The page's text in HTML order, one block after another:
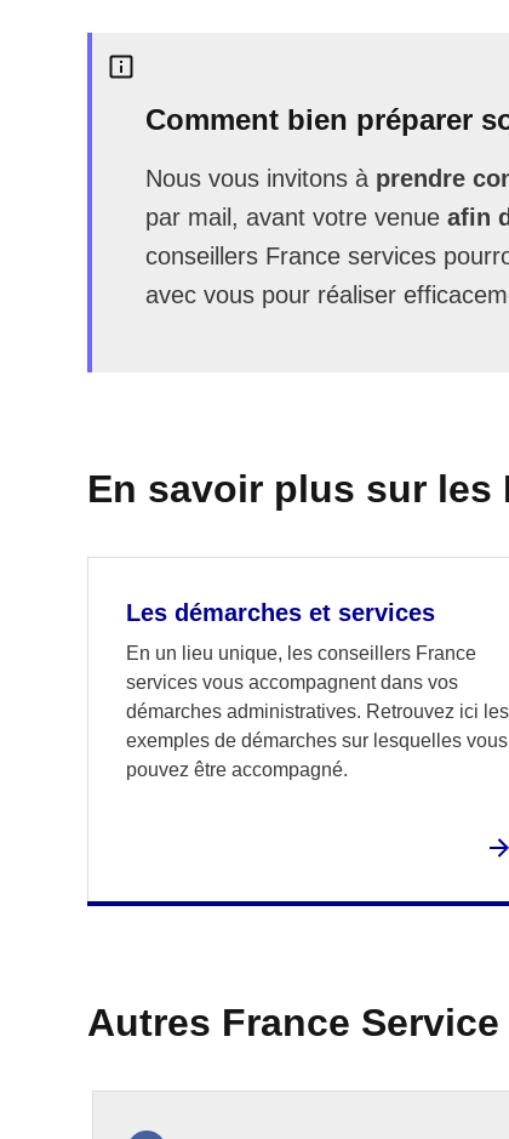
Comment bien préparer
Nous vous invitons à prendre
par mail, avant votre venue afin
conseillers France services
avec vous pour réaliser
En savoir plus sur les
Les démarches et services
En un lieu unique, les conseillers France
services vous accompagnent dans vos
démarches administratives. Retrouvez ici les
exemples de démarches sur lesquelles vous
pouvez être accompagné.
Autres France